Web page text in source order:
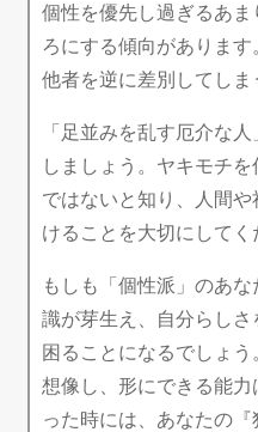
個性を優先し過ぎるあ
ろにする傾向がありま
他者を逆に差別してしま
「足並みを乱す厄介な
しましょう。ヤキモチ
ではないと知り、人間
けることを大切にしてく
もしも「個性派」のあ
識が芽生え、自分らし
困ることになるでしょう
想像し、形にできる能
った時には、あなたの